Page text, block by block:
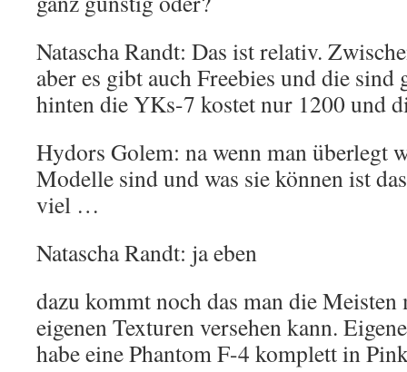
Natascha Randt: Das ist relativ.
aber es gibt auch Freebies und die sind
hinten die YKs-7 kostet nur 1200 und
Hydors Golem: na wenn man überlegt
Modelle sind und was sie können ist
viel …
Natascha Randt: ja eben
dazu kommt noch das man die
eigenen Texturen versehen kann.
habe eine Phantom F-4 komplett in